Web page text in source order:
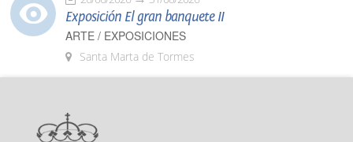
Exposición El gran banquete II
ARTE / EXPOSICIONES
Santa Marta de Tormes